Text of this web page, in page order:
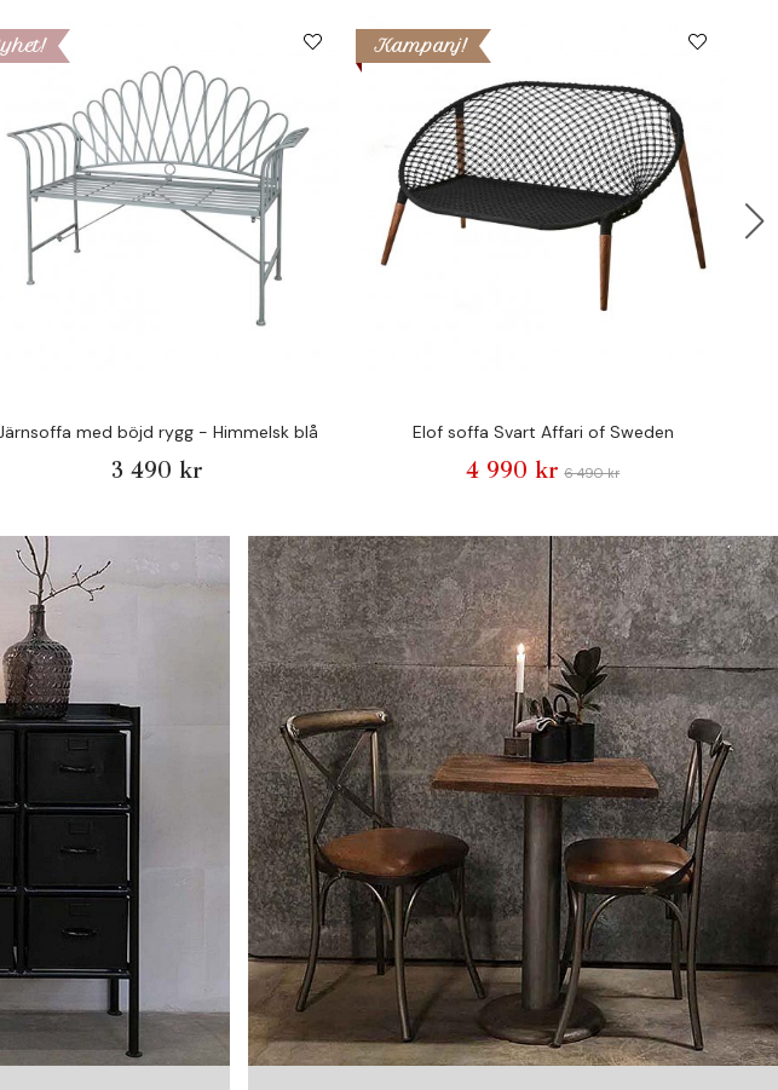
med böjd rygg - Himmelsk blå
3 490 kr
Kampanj!
Elof soffa Svart Affari of Sweden
4 990 kr 6 490 kr